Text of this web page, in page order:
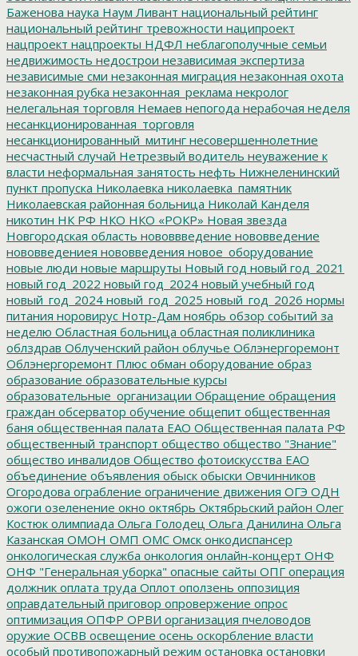
Баженова наука Наум Ливант национальный рейтинг
национальный рейтинг тревожности наципроект
нацпроект нацпроекты НДФЛ неблагополучные семьи
недвижимость недострои независимая экспертиза
независимые сми незаконная миграция незаконная охота
незаконная рубка незаконная_реклама некролог
нелегальная торговля Немаев непогода нерабочая неделя
несанкционированная_торговля
несанкционированный_митинг несовершеннолетние
несчастный случай Нетрезвый водитель неуважение к
власти неформальная занятость нефть Нижнеленинский
пункт пропуска Николаевка николаевка_памятник
Николаевская районная больница Николай Канделя
никотин НК РФ НКО НКО «РОКР» Новая звезда
Новгородская область нововвведение нововведение
нововведениея нововведения новое_оборудование
новые люди новые маршруты Новый год новый год_2021
новый год_2022 новый год_2024 новый учебный год
новый_год_2024 новый_год_2025 новый_год_2026 нормы
питания норовирус Нотр-Дам ноябрь обзор событий за
неделю Областная больница областная поликлиника
облздрав Облученский район облучье Облэнергоремонт
Облэнергоремонт Плюс обман оборудование образ
образование образовательные курсы
образовательные_организации Обращение обращения
граждан обсерватор обучение общепит общественная
баня общественная палата ЕАО Общественная палата РФ
общественный транспорт общество общество "Знание"
общество инвалидов Общество фотоискусства ЕАО
объединение объявления обыск обыски Овчинников
Огородова ограбление ограничение движения ОГЭ ОДН
ожоги озеленение окно октябрь Октябрьский район Олег
Костюк олимпиада Ольга Голодец Ольга Данилина Ольга
Казанская ОМОН ОМП ОМС Омск онкодиспансер
онкологическая служба онкология онлайн-концерт ОНФ
ОНФ "Генеральная уборка" опасные сайты ОПГ операция
должник оплата труда Оплот оползень оппозиция
оправдательный приговор опровержение опрос
оптимизация ОПФР ОРВИ организация пчеловодов
оружие ОСВВ освещение осень оскорбление власти
особый противопожарный режим остановка остановки